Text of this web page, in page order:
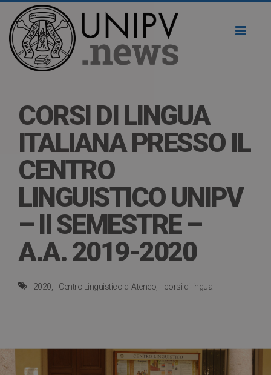
CORSI DI LINGUA
ITALIANA PRESSO IL
CENTRO
LINGUISTICO UNIPV
– II SEMESTRE –
A.A. 2019-2020
2020 Centro Linguistico di Ateneo corsi di lingua